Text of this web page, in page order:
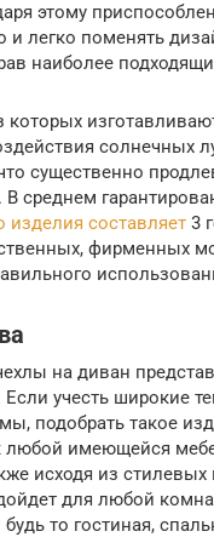
этому
и легко поменять
наиболее
которых
солнечных
существенно
В среднем
изделия составляет 3
фирменных
на диван
Если учесть широкие
подобрать такое
любой имеющейся
исходя из
для любой
то гостиная,